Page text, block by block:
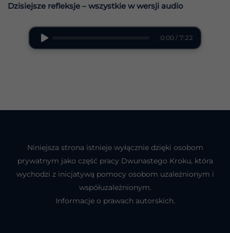
Dzisiejsze refleksje – wszystkie w wersji audio
0:00 / 7:22
Niniejsza strona istnieje wyłącznie dzięki osobom
prywatnym jako część pracy Dwunastego Kroku, która
wychodzi z inicjatywą pomocy osobom uzależnionym i
współuzależnionym.
Informacje o prawach autorskich.